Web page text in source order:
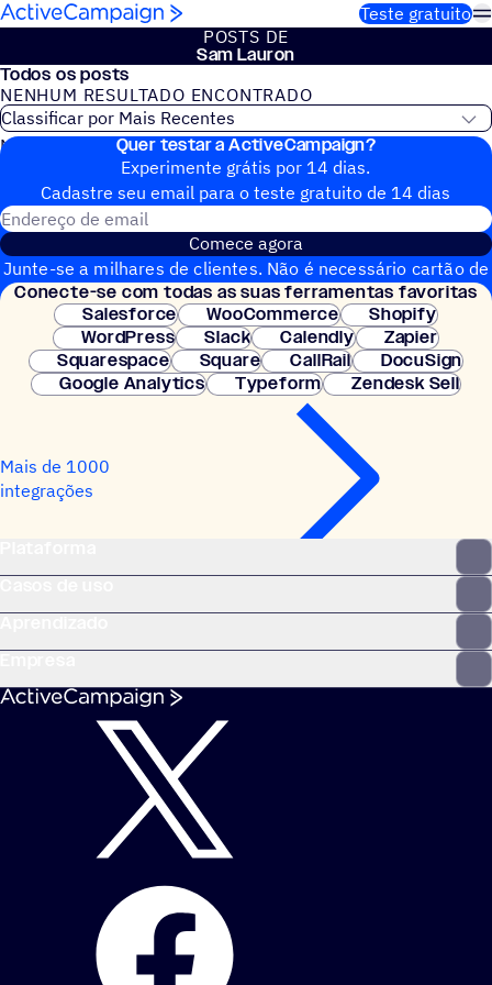
Pular para o conteúdo
Teste gratuito
POSTS DE
Sam Lauron
Todos os posts
NENHUM RESULTADO ENCONTRADO
Nenhum post do blog encontrado
Quer testar a ActiveCampaign?
Experimente grátis por 14 dias.
Cadastre seu email para o teste gratuito de 14 dias
Comece agora
Junte-se a milhares de clientes. Não é necessário cartão de
crédito. Configuração instantânea.
Conecte-se com todas as suas ferramentas favoritas
Salesforce
WooCommerce
Shopify
WordPress
Slack Calendly
Zapier
Squarespace
Square CallRail
DocuSign
Google Analytics
Typeform Zendesk Sell
Mais de 1000
integrações